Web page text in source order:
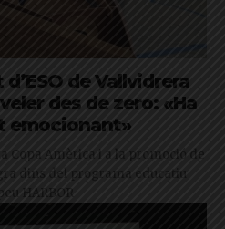
de Vallvidrera
des de zero: «Ha
emocionant»
Copa Amèrica i a la promoció de
dins del programa educatiu
HARBOR